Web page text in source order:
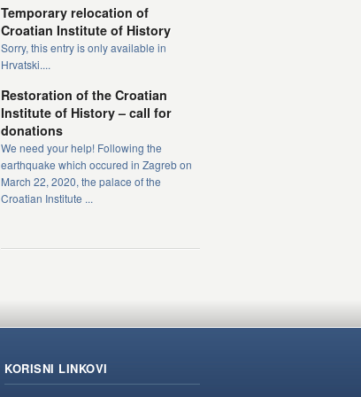
Temporary relocation of
Croatian Institute of History
Sorry, this entry is only available in
Hrvatski....
Restoration of the Croatian
Institute of History – call for
donations
We need your help! Following the
earthquake which occured in Zagreb on
March 22, 2020, the palace of the
Croatian Institute ...
KORISNI LINKOVI